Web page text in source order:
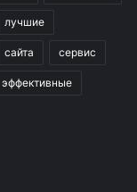
лучшие
сайта сервис
эффективные